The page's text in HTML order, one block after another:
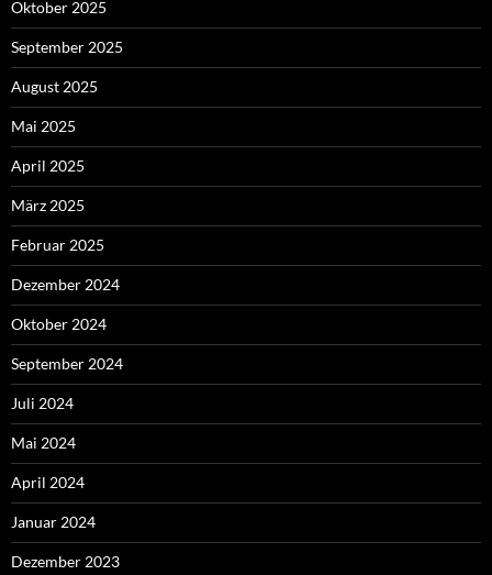
Oktober 2025
September 2025
August 2025
Mai 2025
April 2025
März 2025
Februar 2025
Dezember 2024
Oktober 2024
September 2024
Juli 2024
Mai 2024
April 2024
Januar 2024
Dezember 2023